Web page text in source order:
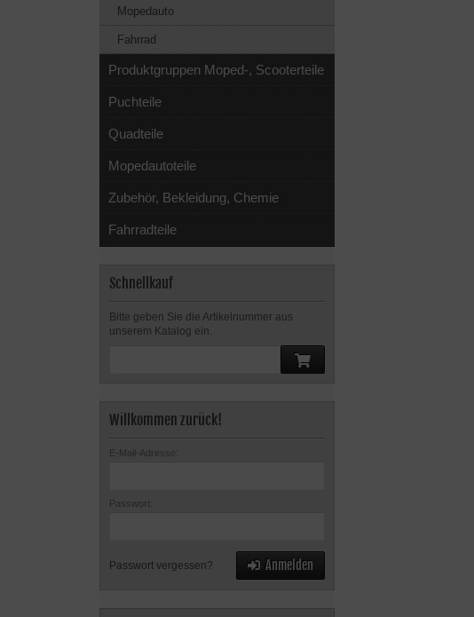
Mopedauto
Fahrrad
Produktgruppen Moped-, Scooterteile
Puchteile
Quadteile
Mopedautoteile
Zubehör, Bekleidung, Chemie
Fahrradteile
Schnellkauf
Bitte geben Sie die Artikelnummer aus
unserem Katalog ein.
Willkommen zurück!
E-Mail-Adresse:
Passwort:
Passwort vergessen? Anmelden